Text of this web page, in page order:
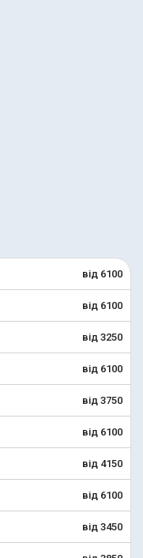
від 6100
від 6100
від 3250
від 6100
від 3750
від 6100
від 4150
від 6100
від 3450